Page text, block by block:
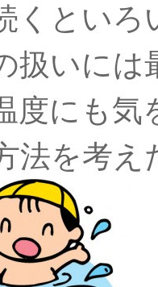
といろ
扱いには
度にも
法を考え